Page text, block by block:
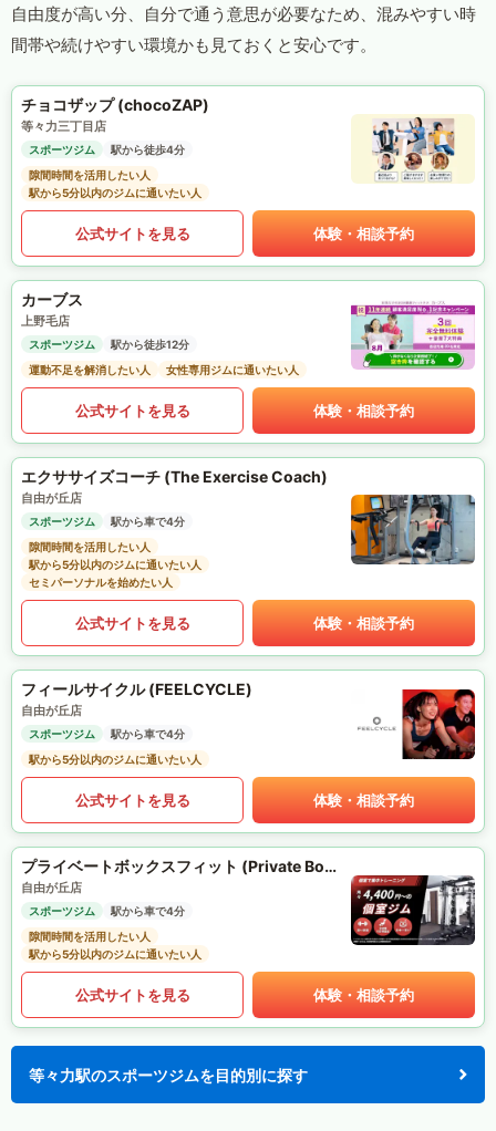
自由度が高い分、自分で通う意思が必要なため、混みやすい時
間帯や続けやすい環境かも見ておくと安心です。
チョコザップ (chocoZAP)
等々力三丁目店
スポーツジム
駅から徒歩4分
隙間時間を活用したい人
駅から5分以内のジムに通いたい人
公式サイトを見る 体験・相談予約
カーブス
上野毛店
スポーツジム
駅から徒歩12分
運動不足を解消したい人
女性専用ジムに通いたい人
公式サイトを見る 体験・相談予約
エクササイズコーチ (The Exercise Coach)
自由が丘店
スポーツジム
駅から車で4分
隙間時間を活用したい人
駅から5分以内のジムに通いたい人
セミパーソナルを始めたい人
公式サイトを見る 体験・相談予約
フィールサイクル (FEELCYCLE)
自由が丘店
スポーツジム
駅から車で4分
駅から5分以内のジムに通いたい人
公式サイトを見る 体験・相談予約
プライベートボックスフィット (Private Box Fit)
自由が丘店
スポーツジム
駅から車で4分
隙間時間を活用したい人
駅から5分以内のジムに通いたい人
公式サイトを見る 体験・相談予約
等々力駅のスポーツジムを目的別に探す